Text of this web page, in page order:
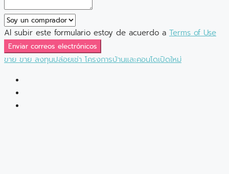
Al subir este formulario estoy de acuerdo a Terms of Use
Enviar correos electrónicos
ขายขายลงทุนปล่อยเช่าโครงการบ้านและคอนโดเปิดใหม่